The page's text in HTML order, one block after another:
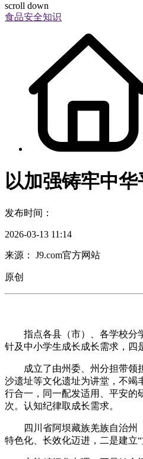
scroll down
食品安全知识
以加强铸牢中
发布时间：
2026-03-13 11:14
来源： J9.com官方网站
原创
指点各县（市）、各学校分学
针及中小学生成长成长需求，四
成立了由州委、州分担带领担
沙遗址等文化遗址为讲堂，不竭
行合一，同一配发适用、平安的
次。认知纪律取成长需求。
四川省阿坝藏族羌族自治州（
特色化、长效化迈进，二是建立